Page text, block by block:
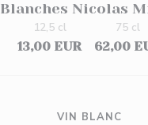
Blanches Nicolas
13,00 EUR
12,5 cl
62,00
75 cl
VIN BLANC